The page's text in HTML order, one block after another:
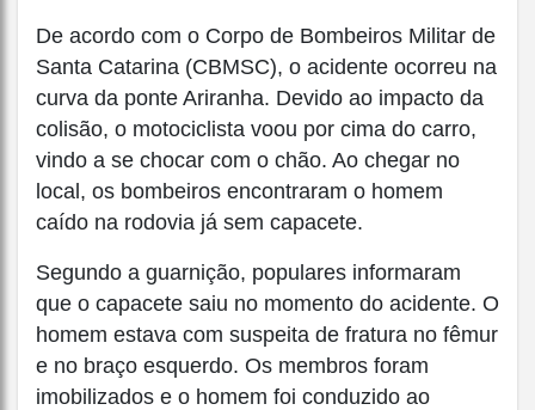
De acordo com o Corpo de Bombeiros Militar de
Santa Catarina (CBMSC), o acidente ocorreu na
curva da ponte Ariranha. Devido ao impacto da
colisão, o motociclista voou por cima do carro,
vindo a se chocar com o chão. Ao chegar no
local, os bombeiros encontraram o homem
caído na rodovia já sem capacete.
Segundo a guarnição, populares informaram
que o capacete saiu no momento do acidente. O
homem estava com suspeita de fratura no fêmur
e no braço esquerdo. Os membros foram
imobilizados e o homem foi conduzido ao